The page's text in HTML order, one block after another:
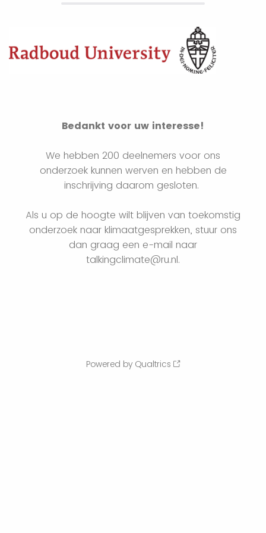
Bedankt voor uw interesse!
We hebben 200 deelnemers voor ons
onderzoek kunnen werven en hebben de
inschrijving daarom gesloten.
Als u op de hoogte wilt blijven van toekomstig
onderzoek naar klimaatgesprekken, stuur ons
dan graag een e-mail naar
talkingclimate@ru.nl.
Powered by Qualtrics